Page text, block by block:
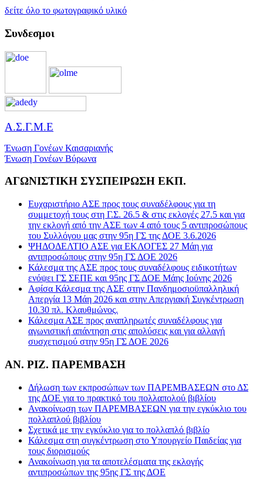
δείτε όλο το φωτογραφικό υλικό
Συνδεσμοι
Α.Σ.Γ.Μ.Ε
Ένωση Γονέων Καισαριανής
Ένωση Γονέων Βύρωνα
ΑΓΩΝΙΣΤΙΚΗ ΣΥΣΠΕΙΡΩΣΗ ΕΚΠ.
Ευχαριστήριο ΑΣΕ προς τους συναδέλφους για τη
συμμετοχή τους στη Γ.Σ. 26.5 & στις εκλογές 27.5 και για
την εκλογή από την ΑΣΕ των 4 από τους 5 αντιπροσώπους
του Συλλόγου μας στην 95η ΓΣ της ΔΟΕ 3.6.2026
ΨΗΔΟΔΕΛΤΙΟ ΑΣΕ για ΕΚΛΟΓΕΣ 27 Μάη για
αντιπροσώπους στην 95η ΓΣ ΔΟΕ 2026
Κάλεσμα της ΑΣΕ προς τους συναδέλφους ειδικοτήτων
ενόψει ΓΣ ΣΕΠΕ και 95ης ΓΣ ΔΟΕ Μάης Ιούνης 2026
Αφίσα Κάλεσμα της ΑΣΕ στην Πανδημοσιοϋπαλληλική
Απεργία 13 Μάη 2026 και στην Απεργιακή Συγκέντρωση
10.30 πλ. Κλαυθμώνος.
Κάλεσμα ΑΣΕ προς αναπληρωτές συναδέλφους για
αγωνιστική απάντηση στις απολύσεις και για αλλαγή
συσχετισμού στην 95η ΓΣ ΔΟΕ 2026
ΑΝ. ΡΙΖ. ΠΑΡΕΜΒΑΣΗ
Δήλωση των εκπροσώπων των ΠΑΡΕΜΒΑΣΕΩΝ στο ΔΣ
της ΔΟΕ για το πρακτικό του πολλαπολού βιβλίου
Ανακοίνωση των ΠΑΡΕΜΒΑΣΕΩΝ για την εγκύκλιο του
πολλαπλού βιβλίου
Σχετικά με την εγκύκλιο για το πολλαπλό βιβλίο
Κάλεσμα στη συγκέντρωση στο Υπουργείο Παιδείας για
τους διορισμούς
Ανακοίνωση για τα αποτελέσματα της εκλογής
αντιπροσώπων της 95ης ΓΣ της ΔΟΕ